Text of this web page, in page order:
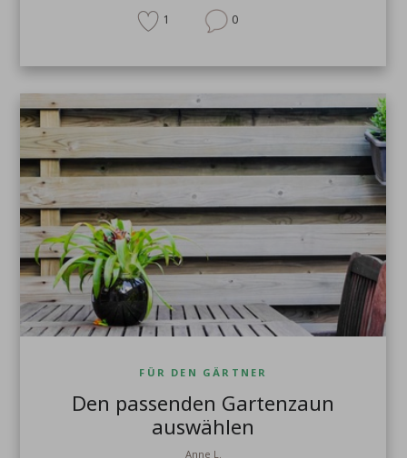
1 0
FÜR DEN GÄRTNER
Den passenden Gartenzaun
auswählen
Anne L.